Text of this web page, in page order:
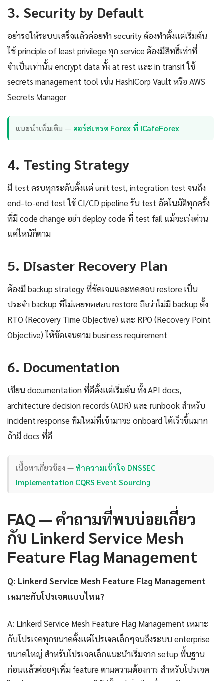
3. Security by Default
อย่ารอให้ระบบเสร็จแล้วค่อยทำ security ต้องทำตั้งแต่เริ่มต้น
ใช้ principle of least privilege ทุก service ต้องมีสิทธิ์เท่าที่
จำเป็นเท่านั้น encrypt data ทั้ง at rest และ in transit ใช้
secrets management tool เช่น HashiCorp Vault หรือ AWS
Secrets Manager
แนะนำเพิ่มเติม — คอร์สเทรด Forex ที่ iCafeForex
4. Testing Strategy
มี test ครบทุกระดับตั้งแต่ unit test, integration test จนถึง
end-to-end test ใช้ CI/CD pipeline รัน test อัตโนมัติทุกครั้ง
ที่มี code change อย่า deploy code ที่ test fail แม้จะเร่งด่วน
แค่ไหนัก็ตาม
5. Disaster Recovery Plan
ต้องมี backup strategy ที่ชัดเจนและทดสอบ restore เป็น
ประจำ backup ที่ไม่เคยทดสอบ restore ถือว่าไม่มี backup ตั้ง
RTO (Recovery Time Objective) และ RPO (Recovery Point
Objective) ให้ชัดเจนตาม business requirement
6. Documentation
เขียน documentation ที่ดีตั้งแต่เริ่มต้น ทั้ง API docs,
architecture decision records (ADR) และ runbook สำหรับ
incident response ทีมใหม่ที่เข้ามาจะ onboard ได้เร็วขึ้นมาก
ถ้ามี docs ที่ดี
เนื้อหาเกี่ยวข้อง — ทำความเข้าใจ DNSSEC
Implementation CQRS Event Sourcing
FAQ — คำถามที่พบบ่อยเกี่ยว
กับ Linkerd Service Mesh
Feature Flag Management
Q: Linkerd Service Mesh Feature Flag Management
เหมาะกับโปรเจคแบบไหน?
A: Linkerd Service Mesh Feature Flag Management เหมาะ
กับโปรเจคทุกขนาดตั้งแต่โปรเจคเล็กๆจนถึงระบบ enterprise
ขนาดใหญ่ สำหรับโปรเจคเล็กแนะนำเริ่มจาก setup พื้นฐาน
ก่อนแล้วค่อยๆเพิ่ม feature ตามความต้องการ สำหรับโปรเจค